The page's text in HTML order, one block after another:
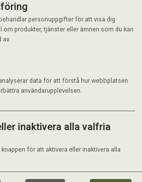
personuppgifter för att visa dig
om produkter, tjänster eller ämnen som du kan
av.
data för att förstå hur webbplatsen
användarupplevelsen.
inaktivera alla valfria
för att aktivera eller inaktivera alla